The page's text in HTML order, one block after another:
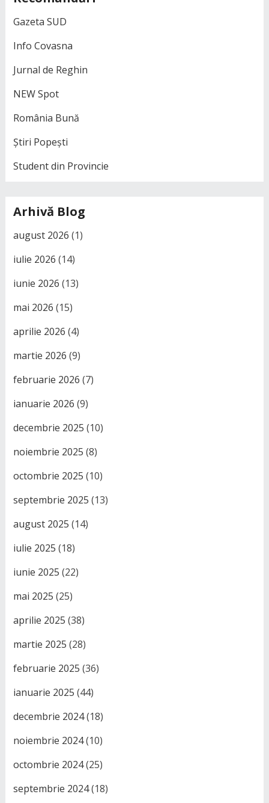
Gazeta SUD
Info Covasna
Jurnal de Reghin
NEW Spot
România Bună
Știri Popești
Student din Provincie
Arhivă Blog
august 2026 (1)
iulie 2026 (14)
iunie 2026 (13)
mai 2026 (15)
aprilie 2026 (4)
martie 2026 (9)
februarie 2026 (7)
ianuarie 2026 (9)
decembrie 2025 (10)
noiembrie 2025 (8)
octombrie 2025 (10)
septembrie 2025 (13)
august 2025 (14)
iulie 2025 (18)
iunie 2025 (22)
mai 2025 (25)
aprilie 2025 (38)
martie 2025 (28)
februarie 2025 (36)
ianuarie 2025 (44)
decembrie 2024(18)
noiembrie 2024(10)
octombrie 2024(25)
septembrie 2024(18)